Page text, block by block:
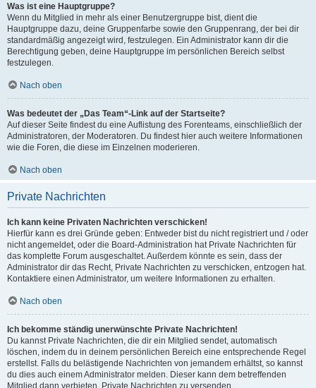
Was ist eine Hauptgruppe?
Wenn du Mitglied in mehr als einer Benutzergruppe bist, dient die
Hauptgruppe dazu, deine Gruppenfarbe sowie den Gruppenrang, der bei dir
standardmäßig angezeigt wird, festzulegen. Ein Administrator kann dir die
Berechtigung geben, deine Hauptgruppe im persönlichen Bereich selbst
festzulegen.
Nach oben
Was bedeutet der „Das Team“-Link auf der Startseite?
Auf dieser Seite findest du eine Auflistung des Forenteams, einschließlich der
Administratoren, der Moderatoren. Du findest hier auch weitere Informationen
wie die Foren, die diese im Einzelnen moderieren.
Nach oben
Private Nachrichten
Ich kann keine Privaten Nachrichten verschicken!
Hierfür kann es drei Gründe geben: Entweder bist du nicht registriert und / oder
nicht angemeldet, oder die Board-Administration hat Private Nachrichten für
das komplette Forum ausgeschaltet. Außerdem könnte es sein, dass der
Administrator dir das Recht, Private Nachrichten zu verschicken, entzogen hat.
Kontaktiere einen Administrator, um weitere Informationen zu erhalten.
Nach oben
Ich bekomme ständig unerwünschte Private Nachrichten!
Du kannst Private Nachrichten, die dir ein Mitglied sendet, automatisch
löschen, indem du in deinem persönlichen Bereich eine entsprechende Regel
erstellst. Falls du belästigende Nachrichten von jemandem erhältst, so kannst
du dies auch einem Administrator melden. Dieser kann dem betreffenden
Mitglied dann verbieten, Private Nachrichten zu versenden.